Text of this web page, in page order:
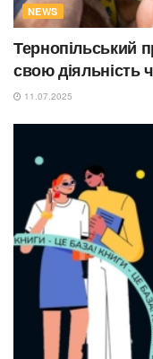
NEWS
Тернопільський
свою діяльність
11.07.2025